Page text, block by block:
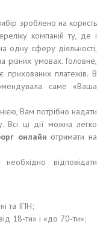
зроблено на користь
компаній ту, де і
одну сферу діяльності,
різних умовах. Головне,
прихованих платежів. В
саме «Ваша
Вам потрібно надати
Всі ці дії можна легко
орг онлайн отримати на
відповідати
та ІПН;
18-ти» і «до 70-ти»;